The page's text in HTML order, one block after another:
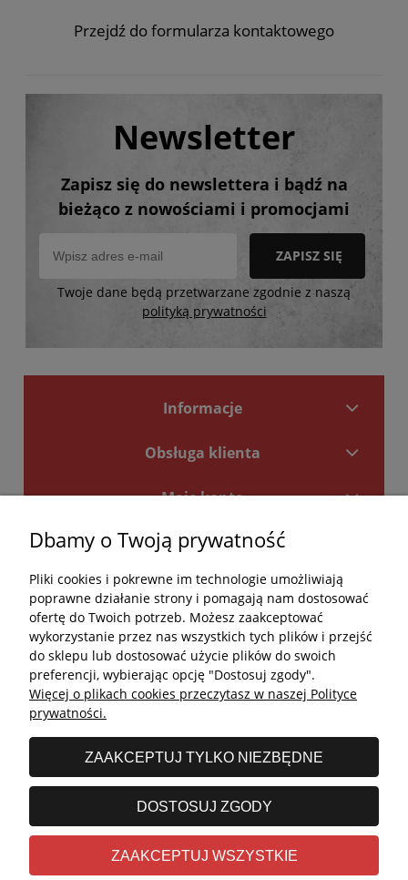
Przejdź do formularza kontaktowego
Newsletter
Zapisz się do newslettera i bądź na
bieżąco z nowościami i promocjami
ZAPISZ SIĘ
Twoje dane będą przetwarzane zgodnie z naszą
polityką prywatności
Informacje
Obsługa klienta
Moje konto
Płatności i dostawa
Kontakt
Kontakt
undefined
Godziny otwarcia salonu:
Poniedziałek - Piątek: 11:00 - 19:00
Sobota: 10:00 - 14:00
undefined © 2026 Wszelkie prawa zastrzeżone
Dbamy o Twoją prywatność
Pliki cookies i pokrewne im technologie umożliwiają
poprawne działanie strony i pomagają nam dostosować
ofertę do Twoich potrzeb. Możesz zaakceptować
wykorzystanie przez nas wszystkich tych plików i przejść
do sklepu lub dostosować użycie plików do swoich
preferencji, wybierając opcję "Dostosuj zgody".
Więcej o plikach cookies przeczytasz w naszej Polityce
prywatności.
ZAAKCEPTUJ TYLKO NIEZBĘDNE
DOSTOSUJ ZGODY
ZAAKCEPTUJ WSZYSTKIE